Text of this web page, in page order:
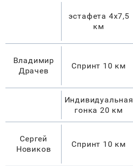
эстафета 4х7,5
км
Владимир
Драчев
Спринт 10 км
Индивидуальная
гонка 20 км
Сергей
Новиков
Спринт 10 км